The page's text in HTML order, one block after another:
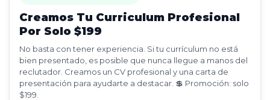
Creamos Tu Curriculum Profesional
Por Solo $199
No basta con tener experiencia. Si tu currículum no está
bien presentado, es posible que nunca llegue a manos del
reclutador. Creamos un CV profesional y una carta de
presentación para ayudarte a destacar. 💲 Promoción: solo
$199.